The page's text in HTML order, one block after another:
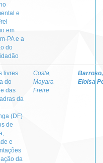
e
em
PA e a
do
livres
do
das
da
(DF)
de
e
da
Costa,
Mayara
Freire
Barroso,
Eloisa